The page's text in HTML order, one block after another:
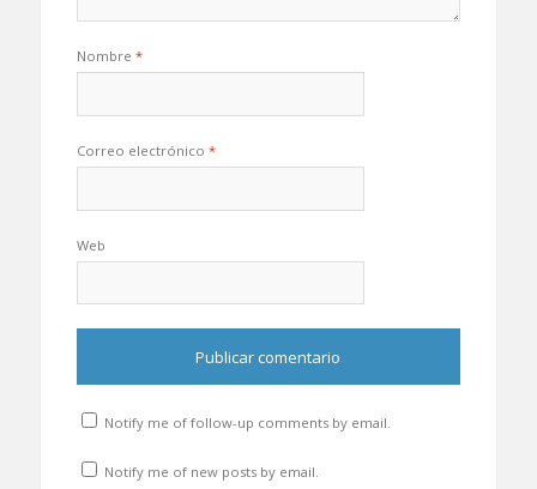
Nombre *
Correo electrónico *
Web
Notify me of follow-up comments by email.
Notify me of new posts by email.